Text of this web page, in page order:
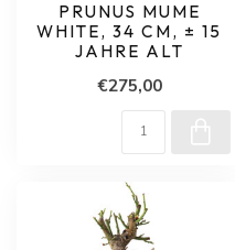
PRUNUS MUME
WHITE, 34 CM, ± 15
JAHRE ALT
€275,00